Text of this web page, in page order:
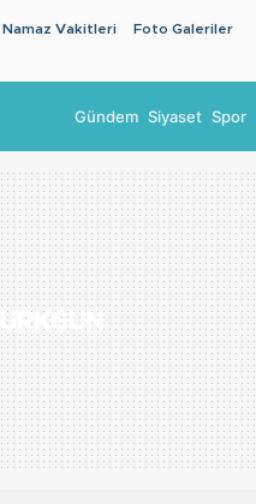
Namaz Vakitleri
Foto Galeriler
Gündem Siyaset Spor